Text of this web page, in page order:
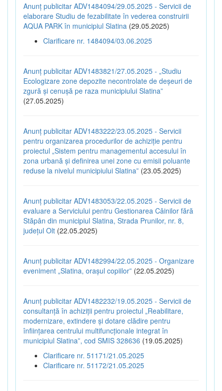
Anunț publicitar ADV1484094/29.05.2025 - Servicii de
elaborare Studiu de fezabilitate în vederea construirii
AQUA PARK în municipiul Slatina (29.05.2025)
Clarificare nr. 1484094/03.06.2025
Anunț publicitar ADV1483821/27.05.2025 - „Studiu
Ecologizare zone depozite necontrolate de deșeuri de
zgură și cenușă pe raza municipiului Slatina”
(27.05.2025)
Anunț publicitar ADV1483222/23.05.2025 - Servicii
pentru organizarea procedurilor de achiziție pentru
proiectul „Sistem pentru managementul accesului în
zona urbană și definirea unei zone cu emisii poluante
reduse la nivelul municipiului Slatina” (23.05.2025)
Anunț publicitar ADV1483053/22.05.2025 - Servicii de
evaluare a Serviciului pentru Gestionarea Câinilor fără
Stăpân din municipiul Slatina, Strada Prunilor, nr. 8,
județul Olt (22.05.2025)
Anunț publicitar ADV1482994/22.05.2025 - Organizare
eveniment „Slatina, orașul copiilor” (22.05.2025)
Anunț publicitar ADV1482232/19.05.2025 - Servicii de
consultanță în achiziții pentru proiectul „Reabilitare,
modernizare, extindere și dotare clădire pentru
înființarea centrului multifuncționale integrat în
municipiul Slatina”, cod SMIS 328636 (19.05.2025)
Clarificare nr. 51171/21.05.2025
Clarificare nr. 51172/21.05.2025